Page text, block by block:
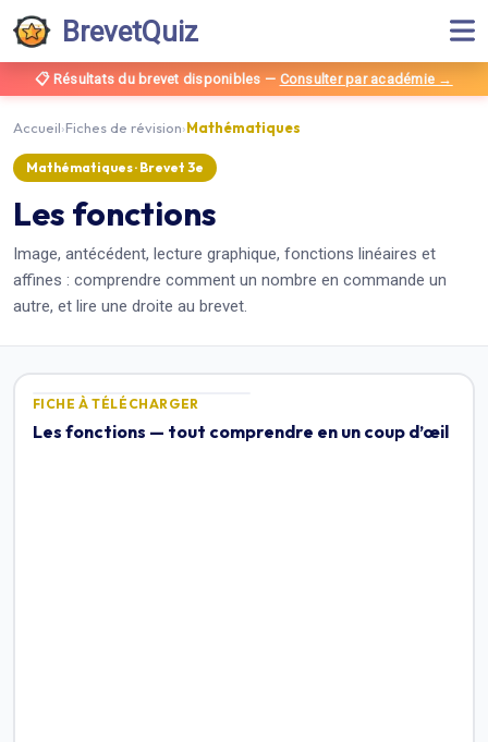
BrevetQuiz
📋 Résultats du brevet disponibles — Consulter par académie →
Accueil›Fiches de révision›Mathématiques
Mathématiques· Brevet 3e
Les fonctions
Image, antécédent, lecture graphique, fonctions linéaires et
affines : comprendre comment un nombre en commande un
autre, et lire une droite au brevet.
FICHE À TÉLÉCHARGER
Les fonctions — tout comprendre en un coup d’œil